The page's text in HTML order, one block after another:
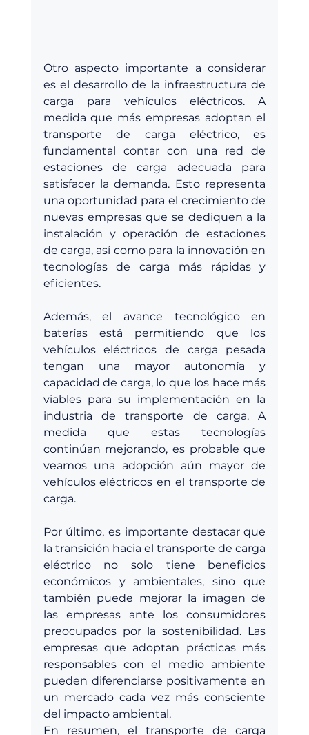
Otro aspecto importante a considerar
es el desarrollo de la infraestructura de
carga para vehículos eléctricos. A
medida que más empresas adoptan el
transporte de carga eléctrico, es
fundamental contar con una red de
estaciones de carga adecuada para
satisfacer la demanda. Esto representa
una oportunidad para el crecimiento de
nuevas empresas que se dediquen a la
instalación y operación de estaciones
de carga, así como para la innovación en
tecnologías de carga más rápidas y
eficientes.
Además, el avance tecnológico en
baterías está permitiendo que los
vehículos eléctricos de carga pesada
tengan una mayor autonomía y
capacidad de carga, lo que los hace más
viables para su implementación en la
industria de transporte de carga. A
medida que estas tecnologías
continúan mejorando, es probable que
veamos una adopción aún mayor de
vehículos eléctricos en el transporte de
carga.
Por último, es importante destacar que
la transición hacia el transporte de carga
eléctrico no solo tiene beneficios
económicos y ambientales, sino que
también puede mejorar la imagen de
las empresas ante los consumidores
preocupados por la sostenibilidad. Las
empresas que adoptan prácticas más
responsables con el medio ambiente
pueden diferenciarse positivamente en
un mercado cada vez más consciente
del impacto ambiental.
En resumen, el transporte de carga